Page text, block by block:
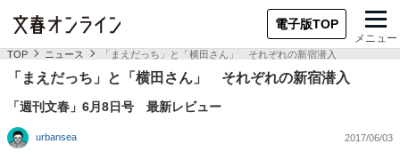
電子版TOP
メニュー
TOP ニュース 「まえだっち」と「横田さん」 それぞれの新宿潜入
「まえだっち」と「横田さん」 それぞれの新宿潜入
「週刊文春」6月8日号 最新レビュー
urbansea 2017/06/03